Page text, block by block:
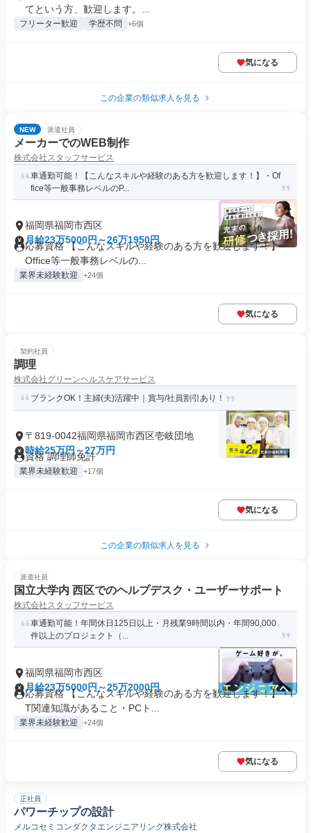
てという方、歓迎します。...
フリーター歓迎 学歴不問 +6個
気になる
この企業の類似求人を見る
NEW 派遣社員
メーカーでのWEB制作
株式会社スタッフサービス
車通勤可能！【こんなスキルや経験のある方を歓迎します！】・Of
fice等一般事務レベルのP...
福岡県福岡市西区
月給23万5000円～26万1950円
応募資格 【こんなスキルや経験のある方を歓迎します！】・
Office等一般事務レベルの...
業界未経験歓迎 +24個
気になる
契約社員
調理
株式会社グリーンヘルスケアサービス
ブランクOK！主婦(夫)活躍中｜賞与/社員割引あり！
〒819-0042福岡県福岡市西区壱岐団地
時給25万円～27万円
資格 調理師免許
業界未経験歓迎 +17個
気になる
この企業の類似求人を見る
派遣社員
国立大学内 西区でのヘルプデスク・ユーザーサポート
株式会社スタッフサービス
車通勤可能！年間休日125日以上・月残業9時間以内・年間90,000
件以上のプロジェクト（...
福岡県福岡市西区
月給23万5000円～25万2000円
応募資格 【こんなスキルや経験のある方を歓迎します！】・I
T関連知識があること・PCト...
業界未経験歓迎 +24個
気になる
正社員
パワーチップの設計
メルコセミコンダクタエンジニアリング株式会社